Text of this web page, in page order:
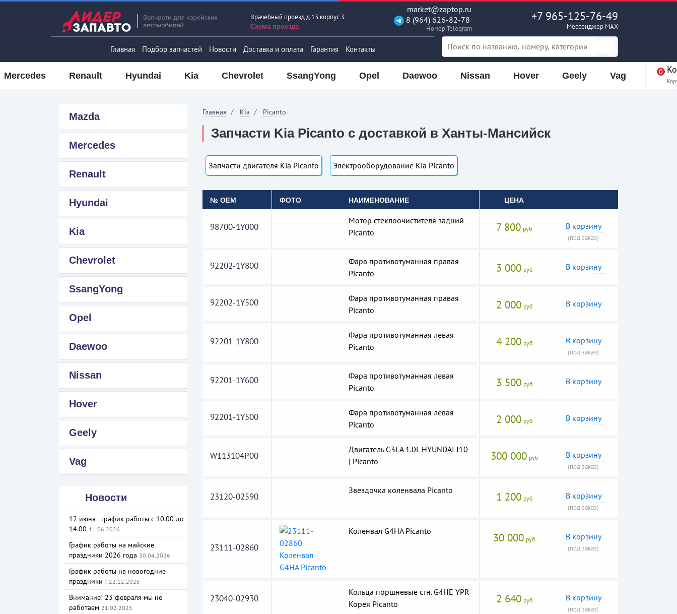
Врачебный проезд д.13 корпус.3
Схема проезда
market@zaptop.ru
8 (964) 626-82-78
Номер Telegram
+7 965-125-76-49
Мессенджер MAX
Главная Подбор запчастей Новости Доставка и оплата Гарантия Контакты
Mercedes Renault Hyundai Kia Chevrolet SsangYong Opel Daewoo Nissan Hover Geely Vag 0
Mazda
Mercedes
Renault
Hyundai
Kia
Chevrolet
SsangYong
Opel
Daewoo
Nissan
Hover
Geely
Vag
Новости
12 июня - график работы с 10.00 до
14.00 11.06.2026
График работы на майские
праздники 2026 года 30.04.2026
График работы на новогодние
праздники ! 22.12.2025
Внимание! 23 февраля мы не
работаем 21.02.2025
Главная Kia Picanto
Запчасти Kia Picanto с доставкой в Ханты-Мансийск
Запчасти двигателя Kia Picanto Электрооборудование Kia Picanto
№ OEM ФОТО НАИМЕНОВАНИЕ ЦЕНА
98700-1Y000
Мотор стеклоочистителя задний
Picanto
7 800 руб В корзину
(под заказ)
92202-1Y800
Фара противотуманная правая
Picanto
3 000 руб В корзину
92202-1Y500
Фара противотуманная правая
Picanto
2 000 руб В корзину
92201-1Y800
Фара противотуманная левая
Picanto
4 200 руб В корзину
(под заказ)
92201-1Y600
Фара противотуманная левая
Picanto
3 500 руб В корзину
92201-1Y500
Фара противотуманная левая
Picanto
2 000 руб В корзину
W113104P00
Двигатель G3LA 1.0L HYUNDAI I10
| Picanto
300 000 руб В корзину
(под заказ)
23120-02590
Звездочка коленвала Picanto 1 200 руб В корзину
(под заказ)
23111-02860
Коленвал G4HA Picanto 30 000 руб В корзину
(под заказ)
23040-02930
Кольца поршневые стн. G4HE YPR
Корея Picanto
2 640 руб В корзину
(под заказ)